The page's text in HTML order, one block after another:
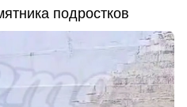
подростков